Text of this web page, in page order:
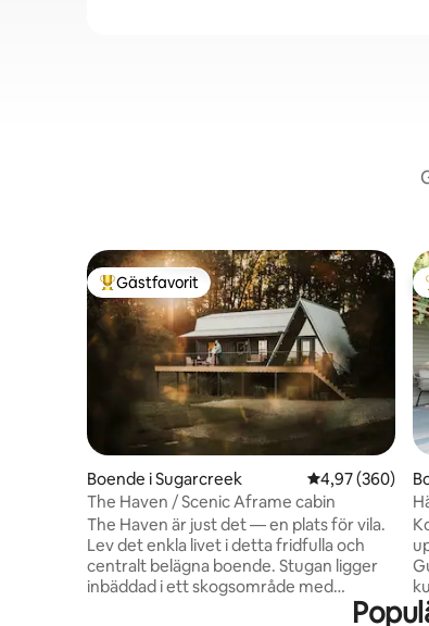
Populär gästfavorit
Gästfavorit
Boende i Sugarcreek 4,97 av 5 i
4,97 (360)
The Haven / Scenic Aframe cabin
The Haven är just det — en plats för vila.
Lev det enkla livet i detta fridfulla och
centralt belägna boende. Stugan ligger
inbäddad i ett skogsområde med
dammutsikt och böljande kullar. I hjärtat